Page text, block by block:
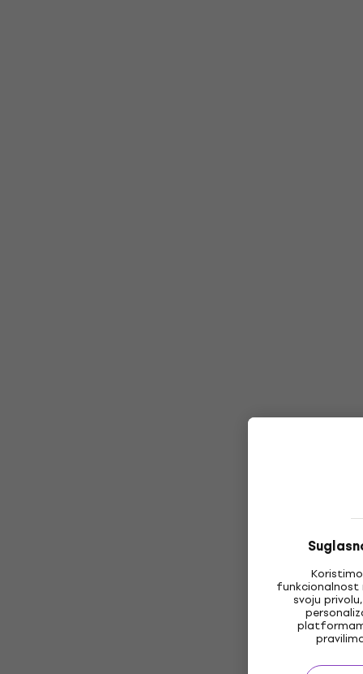
funkcionalnost
svoju